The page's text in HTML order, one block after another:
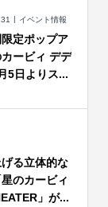
イベント情報
定ポップア
ービィ デデ
5日よりス...
る立体的な
のカービィ
」が...